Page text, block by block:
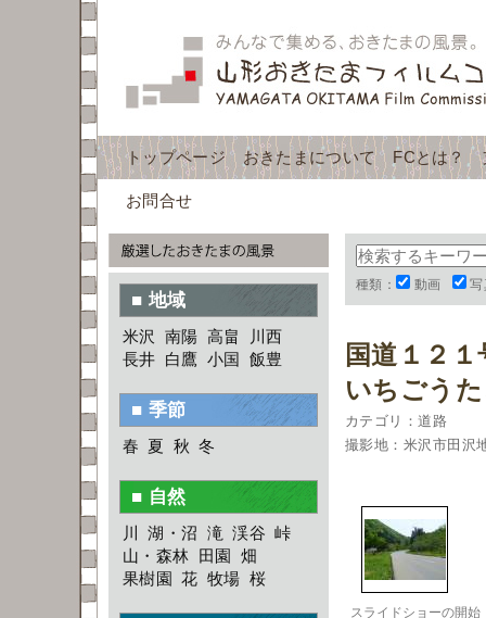
トップページ おきたまについて FCとは？
お問合せ
種類： 動画 写
国道１２
いちごう
カテゴリ：道路
撮影地：米沢市田沢
■ 地域
米沢 南陽 高畠
川西
長井 白鷹 小国 飯豊
■ 季節
春 夏 秋 冬
■ 自然
川 湖・沼 滝 渓谷 峠
山・森林 田園 畑
果樹園 花 牧場 桜